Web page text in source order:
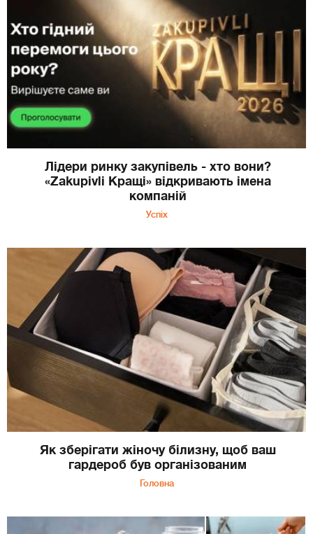
Лідери ринку закупівель - хто вони?
«Zakupivli Кращі» відкривають імена
компаній
Успіх
Як зберігати жіночу білизну, щоб ваш
гардероб був організованим
Головна